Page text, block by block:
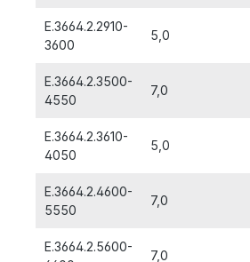
E.3664.2.2910-
3600
5,0
E.3664.2.3500-
4550
7,0
E.3664.2.3610-
4050
5,0
E.3664.2.4600-
5550
7,0
E.3664.2.5600-
7,0